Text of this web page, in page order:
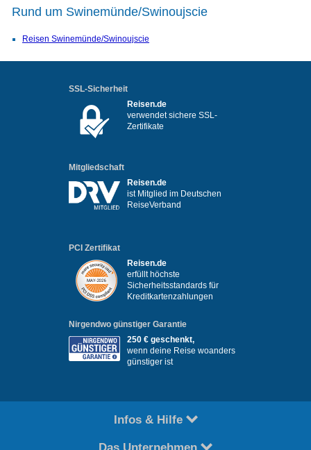
Rund um Swinemünde/Swinoujscie
Reisen Swinemünde/Swinoujscie
SSL-Sicherheit
Reisen.de
verwendet sichere SSL-
Zertifikate
Mitgliedschaft
Reisen.de
ist Mitglied im Deutschen
ReiseVerband
PCI Zertifikat
Reisen.de
erfüllt höchste
Sicherheitsstandards für
Kreditkartenzahlungen
Nirgendwo günstiger Garantie
250 € geschenkt,
wenn deine Reise woanders
günstiger ist
Infos & Hilfe
Das Unternehmen